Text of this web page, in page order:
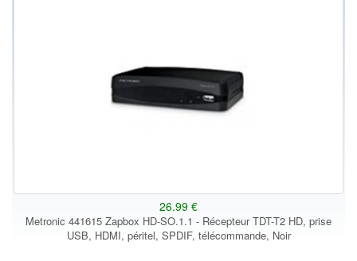
26.99 €
Metronic 441615 Zapbox HD-SO.1.1 - Récepteur TDT-T2 HD, prise
USB, HDMI, péritel, SPDIF, télécommande, Noir